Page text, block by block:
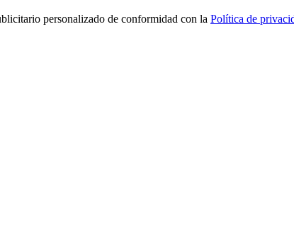
personalizado de conformidad con la Política de